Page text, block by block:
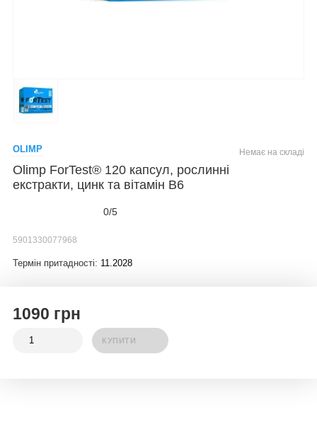
OLIMP
Olimp ForTest® 120 капсул, рослинні
екстракти, цинк та вітамін В6
0/5
Немає на складі
5901330077968
Термін притадності: 11.2028
1090 грн
КУПИТИ